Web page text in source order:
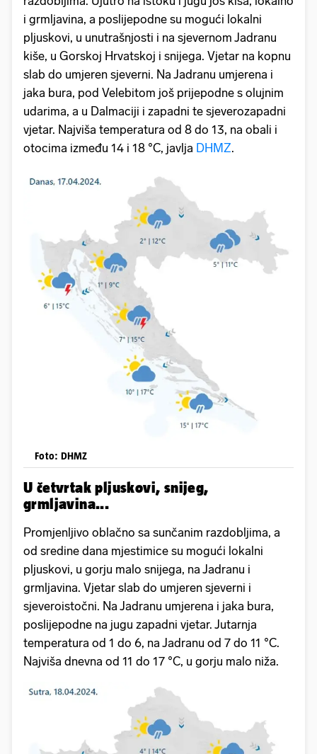
i grmljavina, a poslijepodne su mogući lokalni
pljuskovi, u unutrašnjosti i na sjevernom Jadranu
kiše, u Gorskoj Hrvatskoj i snijega. Vjetar na kopnu
slab do umjeren sjeverni. Na Jadranu umjerena i
jaka bura, pod Velebitom još prijepodne s olujnim
udarima, a u Dalmaciji i zapadni te sjeverozapadni
vjetar. Najviša temperatura od 8 do 13, na obali i
otocima između 14 i 18 °C, javlja DHMZ.
Foto: DHMZ
U četvrtak pljuskovi, snijeg,
grmljavina...
Promjenljivo oblačno sa sunčanim razdobljima, a
od sredine dana mjestimice su mogući lokalni
pljuskovi, u gorju malo snijega, na Jadranu i
grmljavina. Vjetar slab do umjeren sjeverni i
sjeveroistočni. Na Jadranu umjerena i jaka bura,
poslijepodne na jugu zapadni vjetar. Jutarnja
temperatura od 1 do 6, na Jadranu od 7 do 11 °C.
Najviša dnevna od 11 do 17 °C, u gorju malo niža.